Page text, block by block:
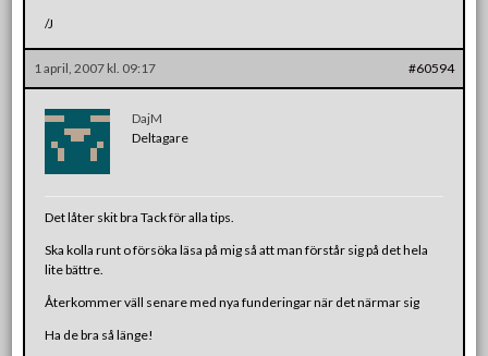
/J
1 april, 2007 kl. 09:17 #60594
DajM
Deltagare
Det låter skit bra Tack för alla tips.
Ska kolla runt o försöka läsa på mig så att man förstår sig på det hela
lite bättre.
Återkommer väll senare med nya funderingar när det närmar sig
Ha de bra så länge!